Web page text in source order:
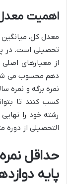
اهمیت
معدل کل،
تحصیلی است. در
از معیارهای
دهم محسوب می
کسب کنند تا
رشته خود را
التحصیلی از
حداقل
پایه